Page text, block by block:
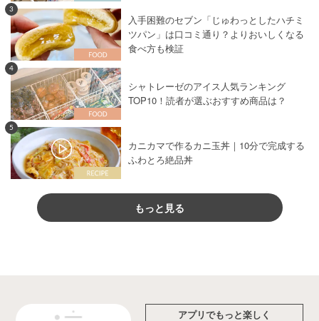
3
入手困難のセブン「じゅわっとしたハチミ
ツパン」は口コミ通り？よりおいしくなる
食べ方も検証
4
シャトレーゼのアイス人気ランキング
TOP10！読者が選ぶおすすめ商品は？
5
カニカマで作るカニ玉丼｜10分で完成する
ふわとろ絶品丼
もっと見る
アプリでもっと楽しく